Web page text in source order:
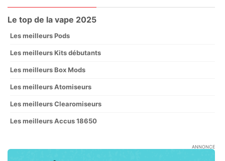
Le top de la vape 2025
Les meilleurs Pods
Les meilleurs Kits débutants
Les meilleurs Box Mods
Les meilleurs Atomiseurs
Les meilleurs Clearomiseurs
Les meilleurs Accus 18650
ANNONCE